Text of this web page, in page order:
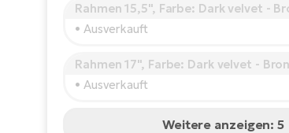
Empfohlene Größe
Rahmen 15,5", Farbe: Dark velvet -
• Ausverkauft
Rahmen 17", Farbe: Dark velvet -
• Ausverkauft
Weitere anzeigen: 5